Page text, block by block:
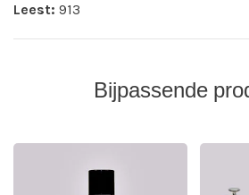
Leest: 913
Bijpassende